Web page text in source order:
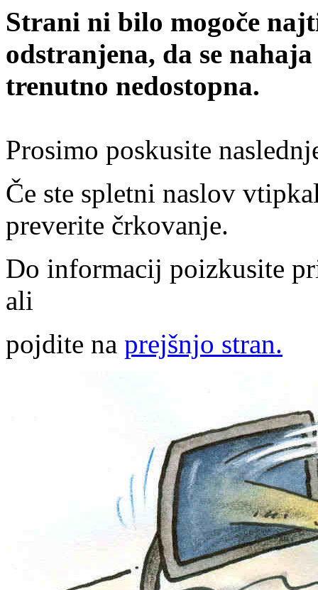
Strani ni bilo mogoče
odstranjena, da se
trenutno nedostopna.
Prosimo poskusite
Če ste spletni naslov
preverite črkovanje.
Do informacij poizkusite
ali
pojdite na prejšnjo stran.